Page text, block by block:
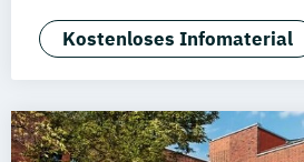
Wirtschaftspsychologie
Kostenloses Infomaterial